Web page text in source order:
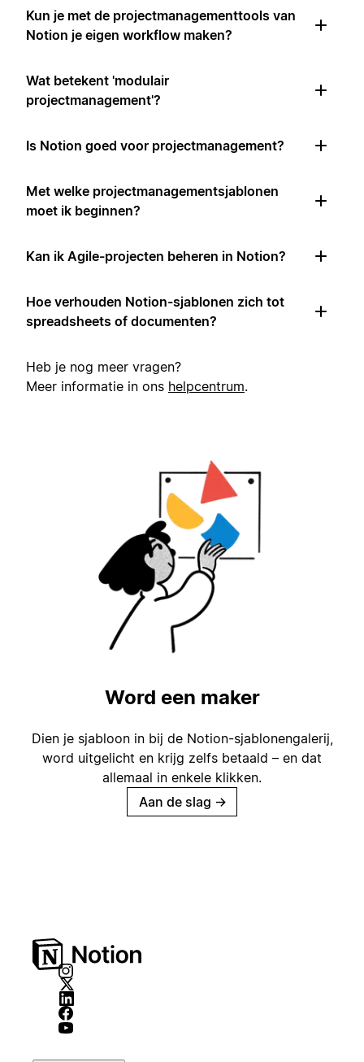
Kun je met de projectmanagementtools van
Notion je eigen workflow maken?
Wat betekent 'modulair
projectmanagement'?
Is Notion goed voor projectmanagement?
Met welke projectmanagementsjablonen
moet ik beginnen?
Kan ik Agile-projecten beheren in Notion?
Hoe verhouden Notion-sjablonen zich tot
spreadsheets of documenten?
Heb je nog meer vragen?
Meer informatie in ons helpcentrum.
Word een maker
Dien je sjabloon in bij de Notion-sjablonengalerij,
word uitgelicht en krijg zelfs betaald – en dat
allemaal in enkele klikken.
Aan de slag →